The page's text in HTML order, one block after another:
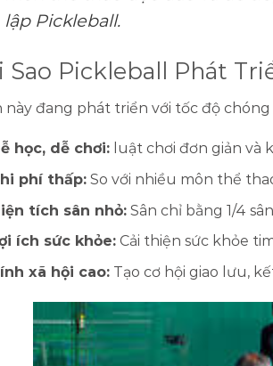
lập Pickleball.
Sao Pickleball Phát
này đang phát triển với tốc độ
học, dễ chơi:luật chơi đơn giản và
phí thấp:So với nhiều môn thể
tích sân nhỏ:Sân chỉ bằng 1/4
ích sức khỏe:Cải thiện sức khỏe
xã hội cao:Tạo cơ hội giao lưu,